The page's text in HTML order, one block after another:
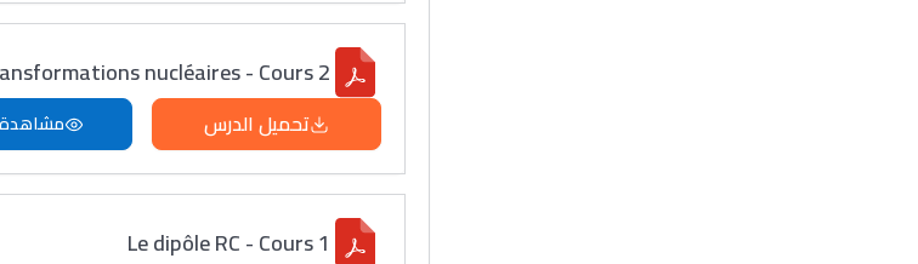
nucléaires - Cours 2
تحميل الدرس
Le dipôle RC - Cours 1